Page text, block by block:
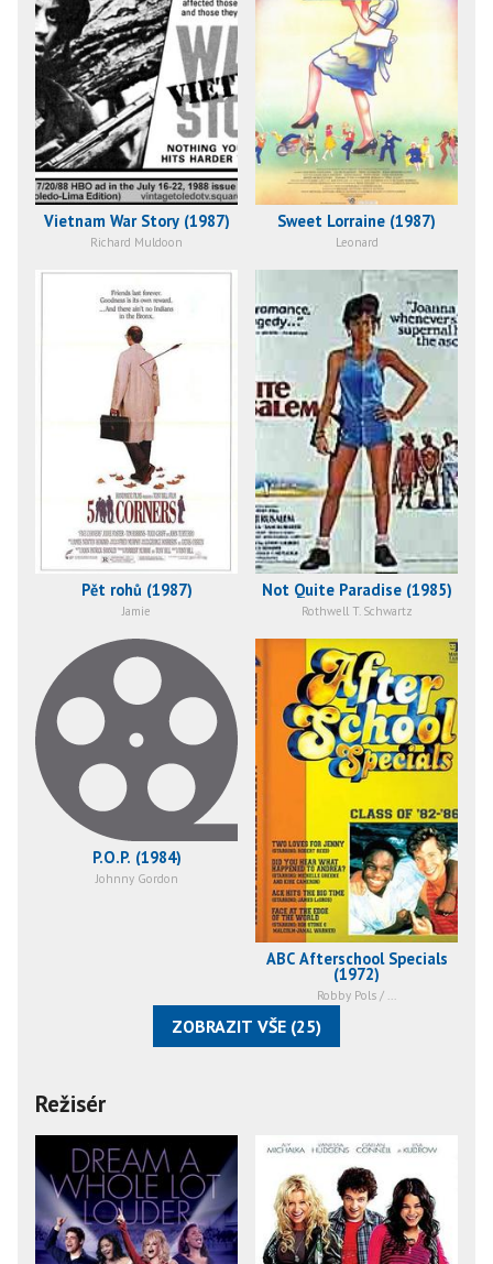
Vietnam War Story (1987)
Richard Muldoon
Sweet Lorraine (1987)
Leonard
Pět rohů (1987)
Jamie
Not Quite Paradise (1985)
Rothwell T. Schwartz
P.O.P. (1984)
Johnny Gordon
ABC Afterschool Specials
(1972)
Robby Pols / ...
ZOBRAZIT VŠE (25)
Režisér